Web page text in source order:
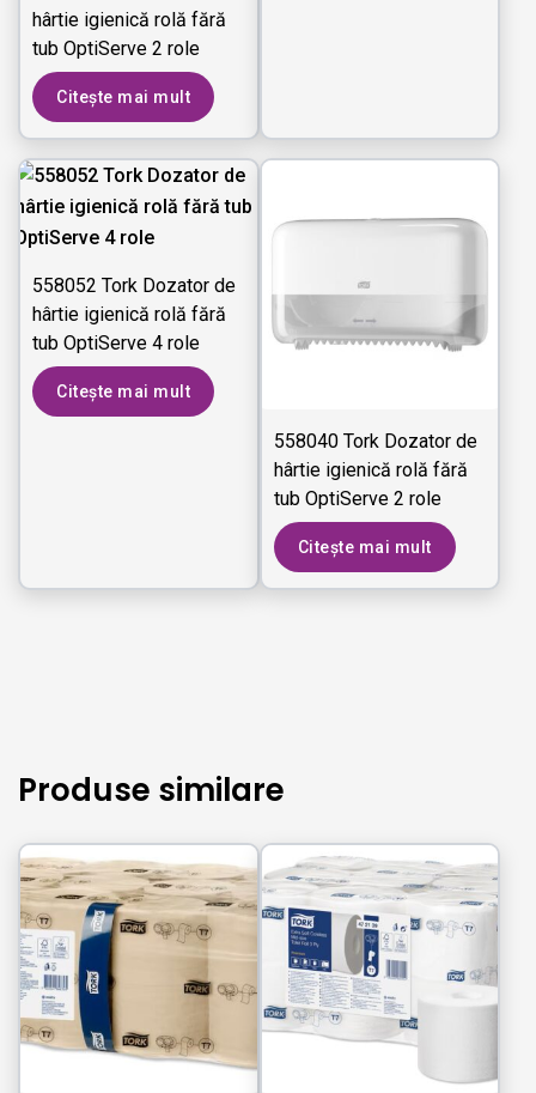
hârtie igienică rolă fără
tub OptiServe 2 role
Citește mai mult
558052 Tork Dozator de
hârtie igienică rolă fără
tub OptiServe 4 role
Citește mai mult
558040 Tork Dozator de
hârtie igienică rolă fără
tub OptiServe 2 role
Citește mai mult
Produse similare